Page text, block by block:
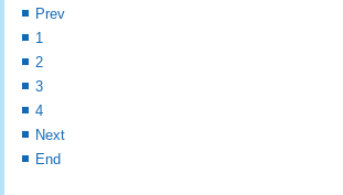
Prev
1
2
3
4
Next
End